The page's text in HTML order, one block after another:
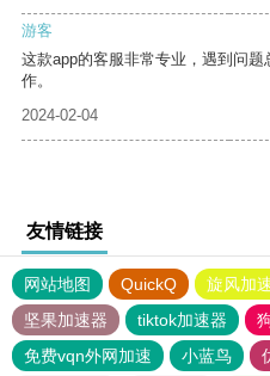
游客
这款app的客服非常专业，遇到问
作。
2024-02-04
友情链接
网站地图 QuickQ 旋风加
坚果加速器
tiktok加速器
免费vqn外网加速
小蓝鸟